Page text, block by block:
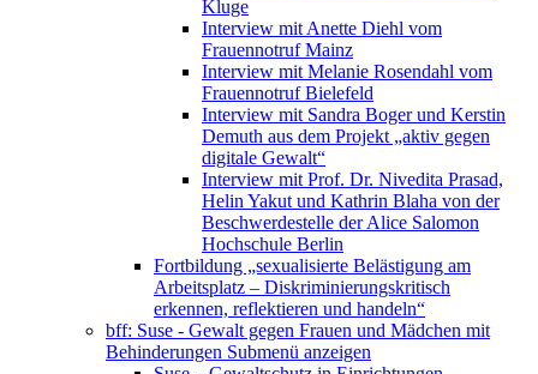
Kluge
Interview mit Anette Diehl vom
Frauennotruf Mainz
Interview mit Melanie Rosendahl vom
Frauennotruf Bielefeld
Interview mit Sandra Boger und Kerstin
Demuth aus dem Projekt „aktiv gegen
digitale Gewalt“
Interview mit Prof. Dr. Nivedita Prasad,
Helin Yakut und Kathrin Blaha von der
Beschwerdestelle der Alice Salomon
Hochschule Berlin
Fortbildung „sexualisierte Belästigung am
Arbeitsplatz – Diskriminierungskritisch
erkennen, reflektieren und handeln“
bff: Suse - Gewalt gegen Frauen und Mädchen mit
Behinderungen Submenü anzeigen